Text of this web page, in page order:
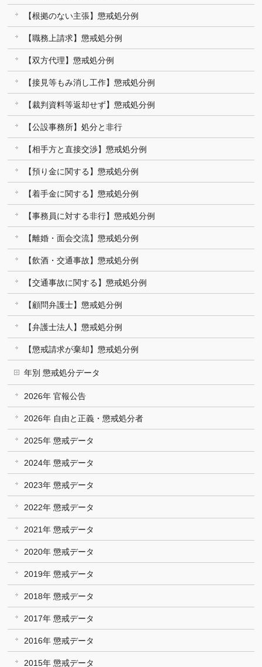
【根拠のない主張】懲戒処分例
【職務上請求】懲戒処分例
【双方代理】懲戒処分例
【接見等もみ消し工作】懲戒処分例
【裁判資料等返却せず】懲戒処分例
【公設事務所】処分と非行
【相手方と直接交渉】懲戒処分例
【預り金に関する】懲戒処分例
【着手金に関する】懲戒処分例
【事務員に対する非行】懲戒処分例
【離婚・面会交流】懲戒処分例
【飲酒・交通事故】懲戒処分例
【交通事故に関する】懲戒処分例
【顧問弁護士】懲戒処分例
【弁護士法人】懲戒処分例
【懲戒請求が棄却】懲戒処分例
年別 懲戒処分データ
2026年 官報公告
2026年 自由と正義・懲戒処分者
2025年 懲戒データ
2024年 懲戒データ
2023年 懲戒データ
2022年 懲戒データ
2021年 懲戒データ
2020年 懲戒データ
2019年 懲戒データ
2018年 懲戒データ
2017年 懲戒データ
2016年 懲戒データ
2015年 懲戒データ